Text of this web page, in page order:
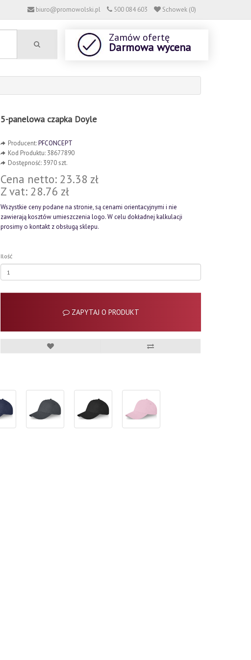
biuro@promowolski.pl 500 084 603 Schowek (0)
Zamów ofertę
Darmowa wycena
5-panelowa czapka Doyle
Producent:PFCONCEPT
Kod Produktu: 38677890
Dostępność: 3970 szt.
Cena netto: 23.38 zł
Z vat: 28.76 zł
Wszystkie ceny podane na stronie, są cenami orientacyjnymi i nie
zawierają kosztów umieszczenia logo. W celu dokładnej kalkulacji
prosimy o kontakt z obsługą sklepu.
Ilość
ZAPYTAJ O PRODUKT